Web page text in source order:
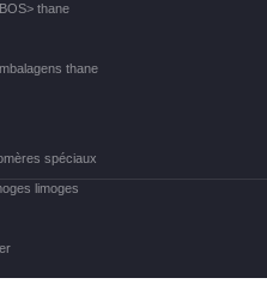
thane
thane
spéciaux
limoges